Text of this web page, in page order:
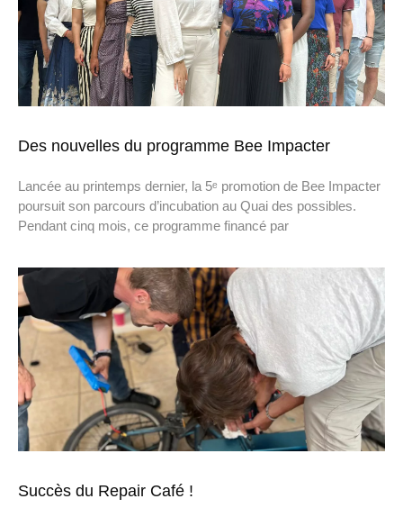
Des nouvelles du programme Bee Impacter
Lancée au printemps dernier, la 5ᵉ promotion de Bee Impacter
poursuit son parcours d’incubation au Quai des possibles.
Pendant cinq mois, ce programme financé par
Succès du Repair Café !